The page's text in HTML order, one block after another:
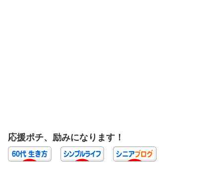
応援ポチ、励みになります！